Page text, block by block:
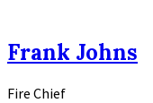
Frank Johns
Fire Chief